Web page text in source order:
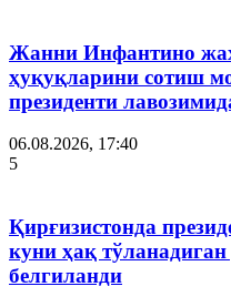
Жанни Инфантино
ҳуқуқларини сотиш
президенти
06.08.2026, 17:40
5
Қирғизистонда
куни ҳақ
белгиланди